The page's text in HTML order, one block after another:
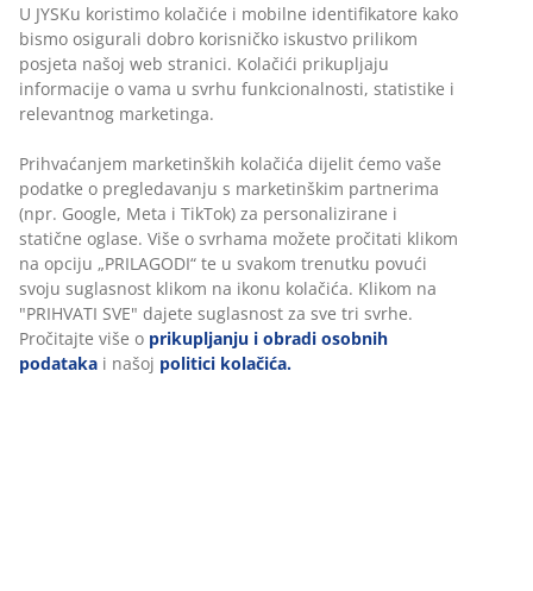
U JYSKu koristimo kolačiće i mobilne identifikatore kako
bismo osigurali dobro korisničko iskustvo prilikom
posjeta našoj web stranici. Kolačići prikupljaju
informacije o vama u svrhu funkcionalnosti, statistike i
relevantnog marketinga.
Prihvaćanjem marketinških kolačića dijelit ćemo vaše
podatke o pregledavanju s marketinškim partnerima
(npr. Google, Meta i TikTok) za personalizirane i
statične oglase. Više o svrhama možete pročitati klikom
na opciju „PRILAGODI“ te u svakom trenutku povući
svoju suglasnost klikom na ikonu kolačića. Klikom na
"PRIHVATI SVE" dajete suglasnost za sve tri svrhe.
Pročitajte više o prikupljanju i obradi osobnih
podataka i našoj politici kolačića.